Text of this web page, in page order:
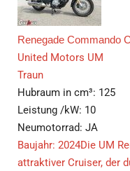
Renegade Commando
United Motors UM
Traun
Hubraum in cm³: 125
Leistung /kW: 10
Neumotorrad: JA
Baujahr: 2024Die UM
attraktiver Cruiser, der